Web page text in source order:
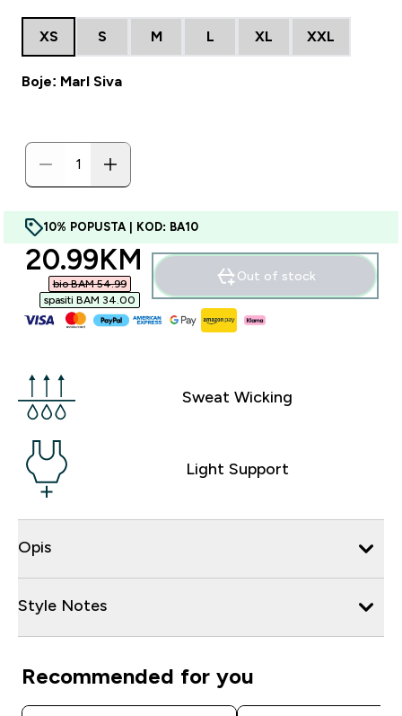
XS S M L XL XXL
Boje: Marl Siva
10% POPUSTA | KOD: BA10
discounted price
20.99KM‎
bio BAM 54.99‎
spasiti BAM 34.00‎
Out of stock
Sweat Wicking
Light Support
Opis
Style Notes
Recommended for you